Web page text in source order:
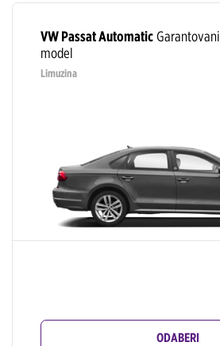
VW Passat AutomaticGarantovani
model
Limuzina
ODABERI